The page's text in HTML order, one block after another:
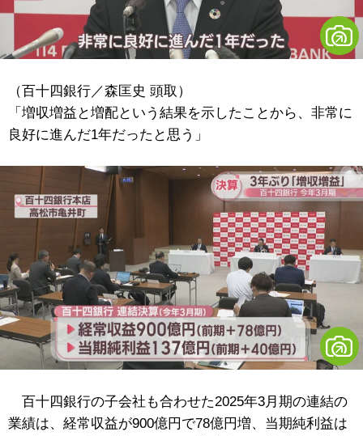
（百十四銀行／森匡史 頭取）
「増収増益と増配という結果を示したことから、非常に
良好に進んだ1年だったと思う」
百十四銀行の子会社も合わせた2025年3月期の連結の
業績は、経常収益が900億円で78億円増、当期純利益は